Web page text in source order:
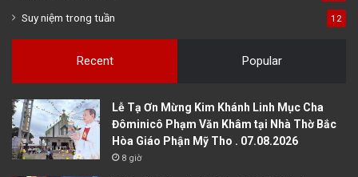
Suy niệm trong tuần 12
Recent Popular
Lễ Tạ Ơn Mừng Kim Khánh Linh Mục Cha
Đôminicô Phạm Văn Khâm tại Nhà Thờ Bắc
Hòa Giáo Phận Mỹ Tho . 07.08.2026
8 giờ